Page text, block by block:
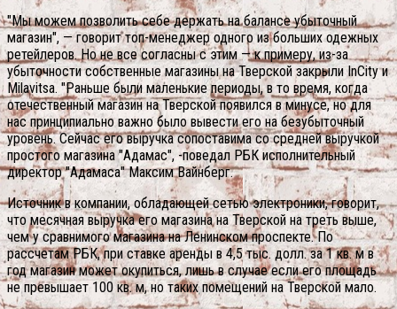
"Мы можем позволить себе держать на балансе убыточный
магазин", — говорит топ-менеджер одного из больших одежных
ретейлеров. Но не все согласны с этим — к примеру, из-за
убыточности собственные магазины на Тверской закрыли InCity и
Milavitsa. "Раньше были маленькие периоды, в то время, когда
отечественный магазин на Тверской появился в минусе, но для
нас принципиально важно было вывести его на безубыточный
уровень. Сейчас его выручка сопоставима со средней выручкой
простого магазина "Адамас", -поведал РБК исполнительный
директор "Адамаса" Максим Вайнберг.
Источник в компании, обладающей сетью электроники, говорит,
что месячная выручка его магазина на Тверской на треть выше,
чем у сравнимого магазина на Ленинском проспекте. По
рассчетам РБК, при ставке аренды в 4,5 тыс. долл. за 1 кв. м в
год магазин может окупиться, лишь в случае если его площадь
не превышает 100 кв. м, но таких помещений на Тверской мало.